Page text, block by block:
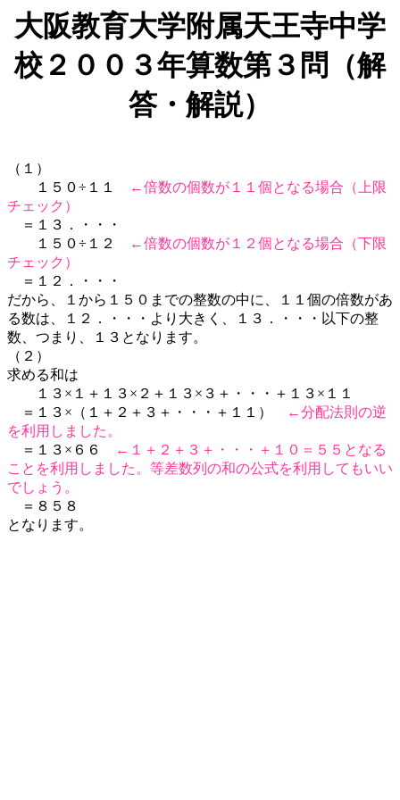
大阪教育大学附属天王寺中学
校２００３年算数第３問（解
答・解説）
（１）
１５０÷１１
←倍数の個数が１１個となる場合（上限
チェック）
＝１３．・・・
１５０÷１２
←倍数の個数が１２個となる場合（下限
チェック）
＝１２．・・・
だから、１から１５０までの整数の中に、１１個の倍数があ
る数は、１２．・・・より大きく、１３．・・・以下の整
数、つまり、１３となります。
（２）
求める和は
１３×１＋１３×２＋１３×３＋・・・＋１３×１１
＝１３×（１＋２＋３＋・・・＋１１）
←分配法則の逆
を利用しました。
＝１３×６６
←１＋２＋３＋・・・＋１０＝５５となる
ことを利用しました。等差数列の和の公式を利用してもいい
でしょう。
＝８５８
となります。